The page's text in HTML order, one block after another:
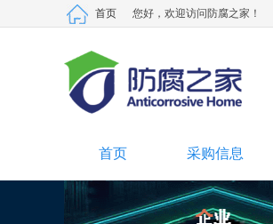
首页 您好，欢迎访问防腐之家！
首页 采购信息